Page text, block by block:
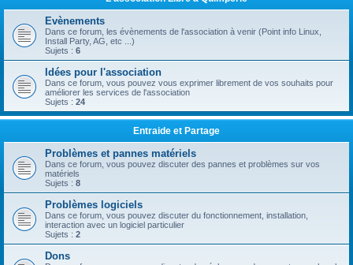
h
Evènements
Dans ce forum, les évènements de l'association à venir (Point info Linux,
Install Party, AG, etc ...)
Sujets : 6
Idées pour l'association
Dans ce forum, vous pouvez vous exprimer librement de vos souhaits pour
améliorer les services de l'association
Sujets : 24
Entraide et Partage
Problèmes et pannes matériels
Dans ce forum, vous pouvez discuter des pannes et problèmes sur vos
matériels
Sujets : 8
Problèmes logiciels
Dans ce forum, vous pouvez discuter du fonctionnement, installation,
interaction avec un logiciel particulier
Sujets : 2
Dons